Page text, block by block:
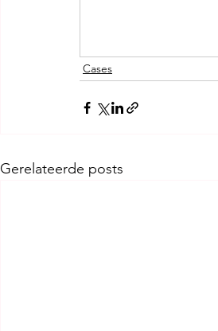
Cases
Gerelateerde posts